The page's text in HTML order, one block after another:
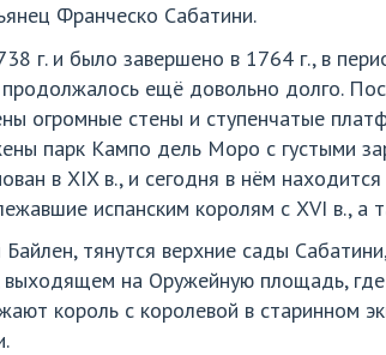
Франческо Сабатини.
г. и было завершено в 1764 г., в
ещё довольно долго.
огромные стены и ступенчатые
парк Кампо дель Моро с густыми
в XIX в., и сегодня в нём
испанским королям с XVI в., а
тянутся верхние сады
на Оружейную площадь,
король с королевой в старинном